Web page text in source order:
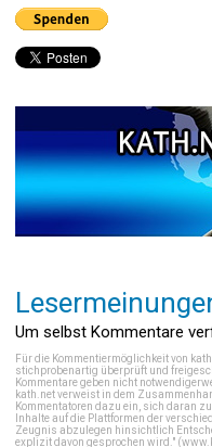
Um selbst Kommentare
Für die Kommentiermöglichkeit von
stichprobenartig überprüft und
Kommentare geben nicht
kath.net verweist in dem
Kommentatoren dazu ein, sich daran
Inhalte auf die Plattformen der
Zeugnis abzulegen hinsichtlich
explizit davon gesprochen wird." (